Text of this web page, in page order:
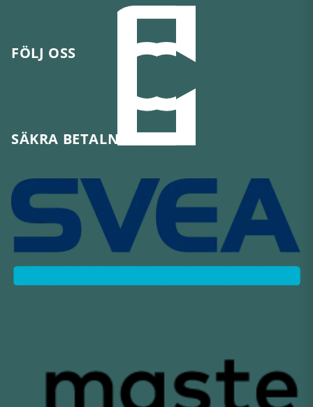
FÖLJ OSS
SÄKRA BETALNINGAR